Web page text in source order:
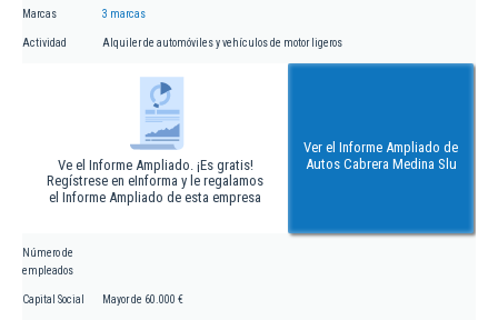
Marcas 3 marcas
Actividad Alquiler de automóviles y vehículos de motor ligeros
Ve el Informe Ampliado. ¡Es gratis!
Regístrese en eInforma y le regalamos
el Informe Ampliado de esta empresa
Ver el Informe Ampliado de
Autos Cabrera Medina Slu
Número de
empleados
Capital Social Mayor de 60.000 €